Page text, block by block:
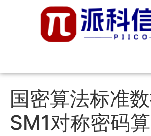
国密算法标准
SM1对称密码